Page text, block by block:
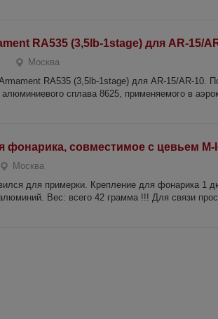
RA535 (3,5lb-1stage) для AR-15/
Москва
RA535 (3,5lb-1stage) для AR-15/AR-10.
алюминиевого сплава 8625, применяемого в
фонарика, совместимое с цевьем M-
Москва
для примерки. Крепление для фонарика 1
Вес: всего 42 грамма !!! Для связи